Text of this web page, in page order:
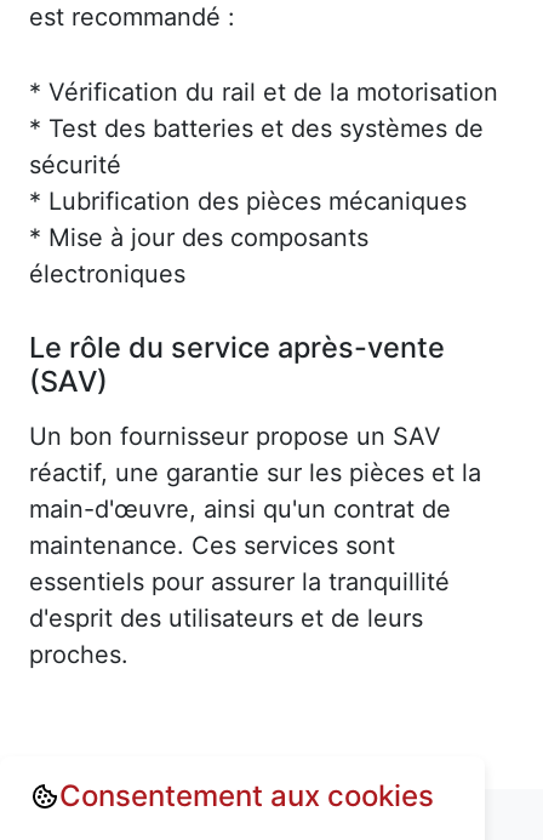
est recommandé :
* Vérification du rail et de la motorisation
* Test des batteries et des systèmes de
sécurité
* Lubrification des pièces mécaniques
* Mise à jour des composants
électroniques
Le rôle du service après-vente
(SAV)
Un bon fournisseur propose un SAV
réactif, une garantie sur les pièces et la
main-d'œuvre, ainsi qu'un contrat de
maintenance. Ces services sont
essentiels pour assurer la tranquillité
d'esprit des utilisateurs et de leurs
proches.
Annuaire : Monte escalier
Consentement aux cookies